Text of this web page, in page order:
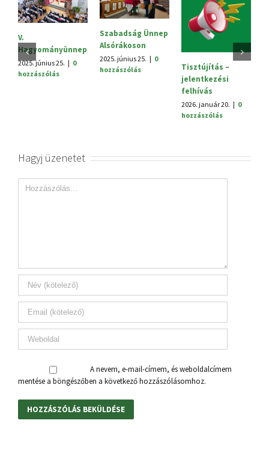
V.
Hagyományünnep
2025. június 25. | 0
hozzászólás
Szabadság Ünnep
Alsórákoson
2025. június 25. | 0
hozzászólás
Tisztújítás –
jelentkezési
felhívás
2026. január 20. | 0
hozzászólás
Hagyj üzenetet
A nevem, e-mail-címem, és weboldalcímem
mentése a böngészőben a következő hozzászólásomhoz.